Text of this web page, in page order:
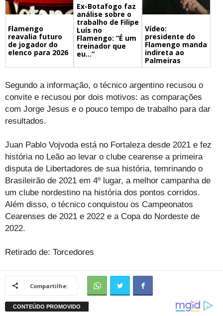
Flamengo
reavalia futuro
de jogador do
elenco para 2026
Ex-Botafogo faz
análise sobre o
trabalho de Filipe
Luís no
Flamengo: “É um
treinador que
eu…”
Vídeo:
presidente do
Flamengo manda
indireta ao
Palmeiras
Segundo a informação, o técnico argentino recusou o
convite e recusou por dois motivos: as comparações
com Jorge Jesus e o pouco tempo de trabalho para dar
resultados.
Juan Pablo Vojvoda está no Fortaleza desde 2021 e fez
história no Leão ao levar o clube cearense a primeira
disputa de Libertadores de sua história, temrinando o
Brasileirão de 2021 em 4º lugar, a melhor campanha de
um clube nordestino na história dos pontos corridos.
Além disso, o técnico conquistou os Campeonatos
Cearenses de 2021 e 2022 e a Copa do Nordeste de
2022.
Retirado de: Torcedores
Compartilhe: